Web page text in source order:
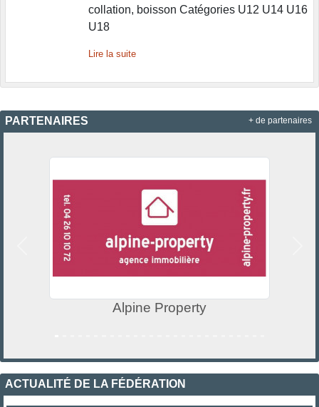
collation, boisson Catégories U12 U14 U16
U18
Lire la suite
PARTENAIRES
Alpine Property
Précedent
+ de partenaires
ACTUALITÉ DE LA FÉDÉRATION